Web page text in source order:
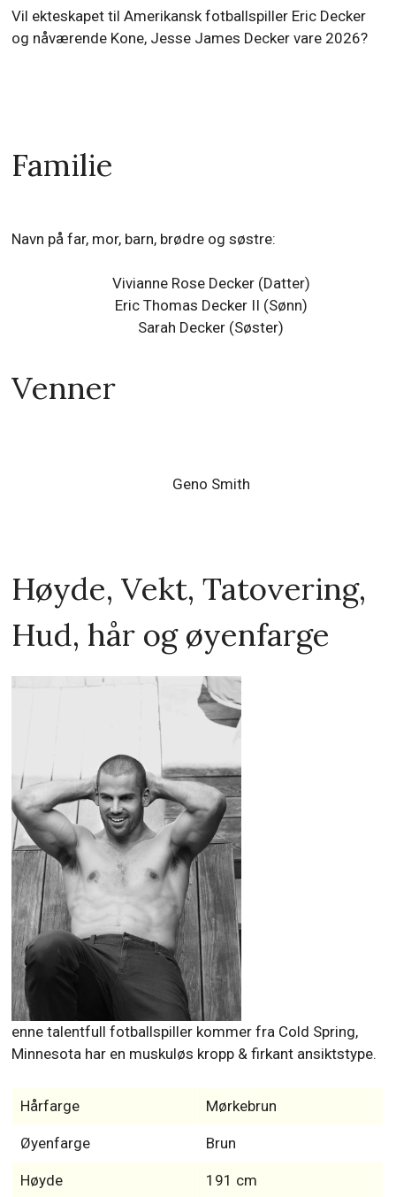
Vil ekteskapet til Amerikansk fotballspiller Eric Decker
og nåværende Kone, Jesse James Decker vare 2026?
Familie
Navn på far, mor, barn, brødre og søstre:
Vivianne Rose Decker (Datter)
Eric Thomas Decker II (Sønn)
Sarah Decker (Søster)
Venner
Geno Smith
Høyde, Vekt, Tatovering,
Hud, hår og øyenfarge
enne talentfull fotballspiller kommer fra Cold Spring,
Minnesota har en muskuløs kropp & firkant ansiktstype.
Hårfarge Mørkebrun
Øyenfarge Brun
Høyde 191 cm